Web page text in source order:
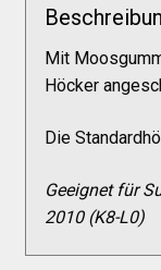
Warenkorb
Kasse
Allgemeine
Mit
Höcker
Die
Geeignet für
2010 (K8-L0)